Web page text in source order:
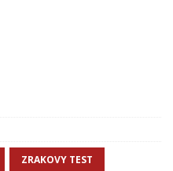
ZRAKOVY TEST